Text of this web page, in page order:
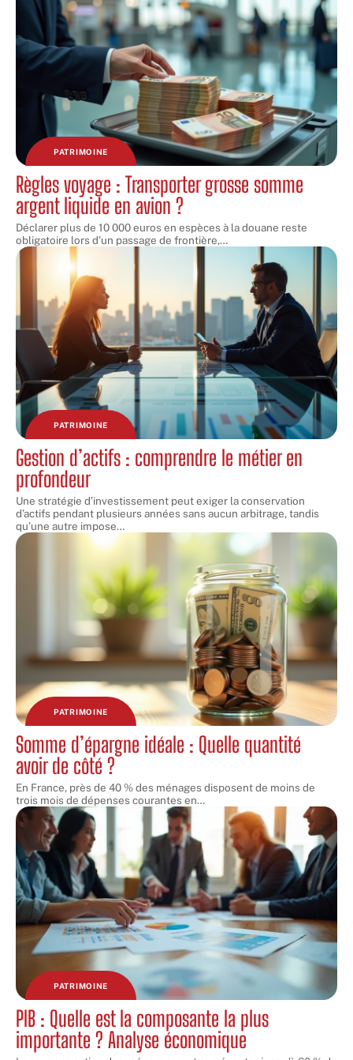
PATRIMOINE
Règles voyage : Transporter grosse somme
argent liquide en avion ?
Déclarer plus de 10 000 euros en espèces à la douane reste
obligatoire lors d’un passage de frontière,…
PATRIMOINE
Gestion d’actifs : comprendre le métier en
profondeur
Une stratégie d’investissement peut exiger la conservation
d’actifs pendant plusieurs années sans aucun arbitrage, tandis
qu’une autre impose…
PATRIMOINE
Somme d’épargne idéale : Quelle quantité
avoir de côté ?
En France, près de 40 % des ménages disposent de moins de
trois mois de dépenses courantes en…
PATRIMOINE
PIB : Quelle est la composante la plus
importante ? Analyse économique